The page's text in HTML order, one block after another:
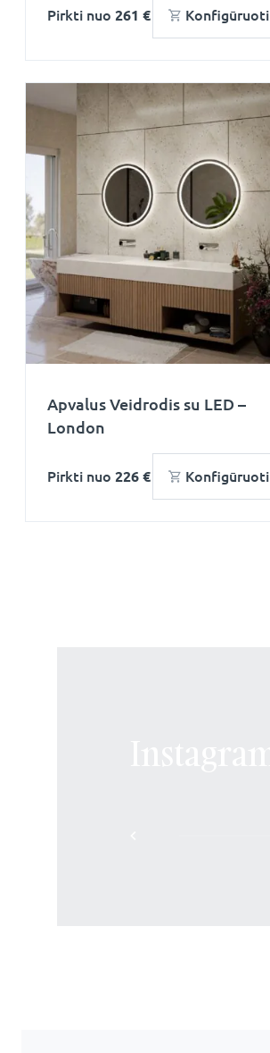
Pirkti nuo 261 € Konfigūruoti
Apvalus Veidrodis su LED –
London
Pirkti nuo 226 € Konfigūruoti